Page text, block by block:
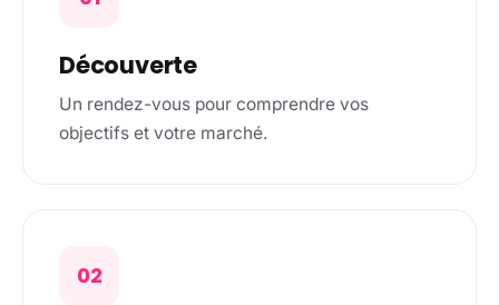
Découverte
Un rendez-vous pour comprendre vos
objectifs et votre marché.
02